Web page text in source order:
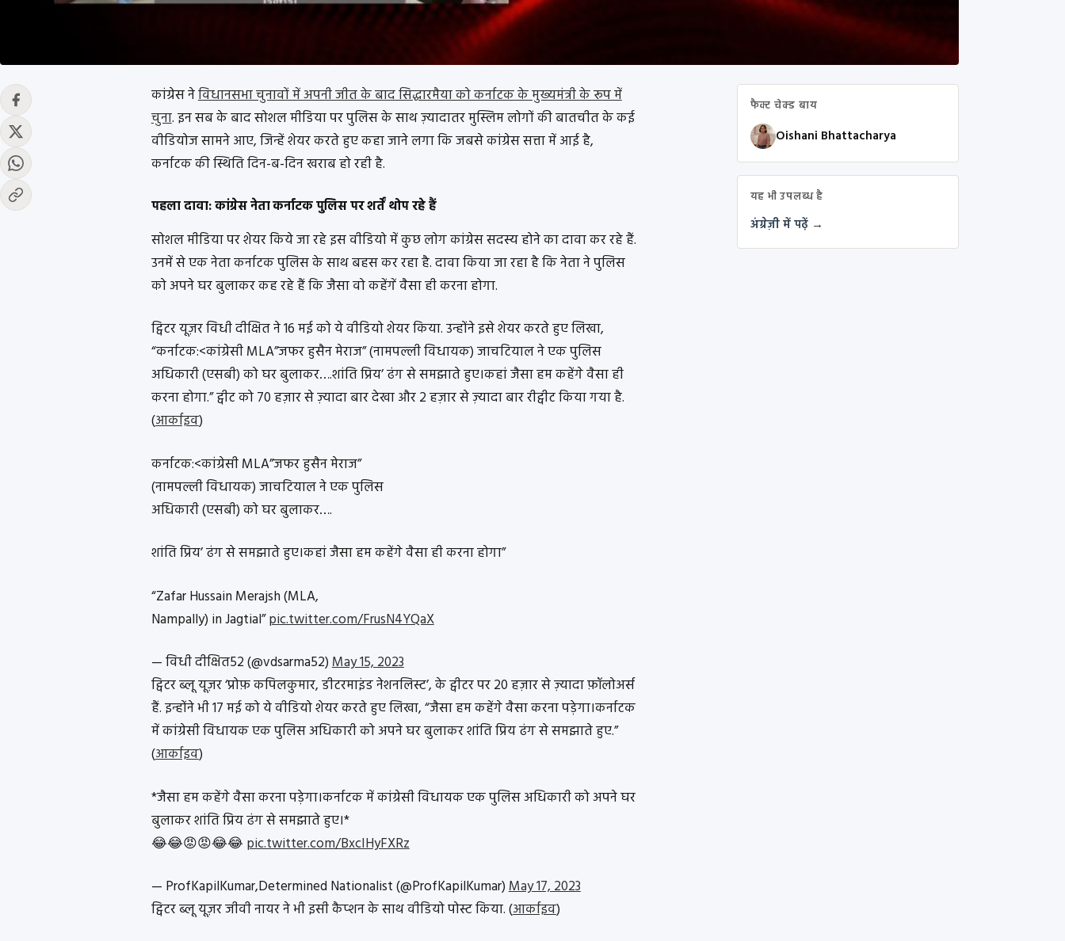
कांग्रेस नेविधानसभा चुनावों में अपनी जीत के बाद सिद्धारमैया को कर्नाटक के मुख्यमंत्री के रूप में
चुना. इन सब के बाद सोशल मीडिया पर पुलिस के साथ ज़्यादातर मुस्लिम लोगों की बातचीत के कई
वीडियोज सामने आए, जिन्हें शेयर करते हुए कहा जाने लगा कि जबसे कांग्रेस सत्ता में आई है,
कर्नाटक की स्थिति दिन-ब-दिन खराब हो रही है.
पहला दावा: कांग्रेस नेता कर्नाटक पुलिस पर शर्तें थोप रहे हैं
सोशल मीडिया पर शेयर किये जा रहे इस वीडियो में कुछ लोग कांग्रेस सदस्य होने का दावा कर रहे हैं.
उनमें से एक नेता कर्नाटक पुलिस के साथ बहस कर रहा है. दावा किया जा रहा है कि नेता ने पुलिस
को अपने घर बुलाकर कह रहे हैं कि जैसा वो कहेंगें वैसा ही करना होगा.
ट्विटर यूज़र विधी दीक्षित ने 16 मई को ये वीडियो शेयर किया. उन्होंने इसे शेयर करते हुए लिखा,
“कर्नाटक:<कांग्रेसी MLA”जफर हुसैन मेराज” (नामपल्ली विधायक) जाचटियाल ने एक पुलिस
अधिकारी (एसबी) को घर बुलाकर….शांति प्रिय’ ढंग से समझाते हुए।कहां जैसा हम कहेंगे वैसा ही
करना होगा.” ट्वीट को 70 हज़ार से ज़्यादा बार देखा और 2 हज़ार से ज़्यादा बार रीट्वीट किया गया है.
(आर्काइव)
कर्नाटक:<कांग्रेसी MLA”जफर हुसैन मेराज”
(नामपल्ली विधायक) जाचटियाल ने एक पुलिस
अधिकारी (एसबी) को घर बुलाकर….
शांति प्रिय’ ढंग से समझाते हुए।कहां जैसा हम कहेंगे वैसा ही करना होगा”
“Zafar Hussain Merajsh (MLA,
Nampally) in Jagtial”pic.twitter.com/FrusN4YQaX
— विधी दीक्षित52 (@vdsarma52)May 15, 2023
ट्विटर ब्लू यूज़र ‘प्रोफ़ कपिलकुमार, डीटरमाइंड नेशनलिस्ट’, के ट्वीटर पर 20 हज़ार से ज़्यादा फ़ॉलोअर्स
हैं. इन्होंने भी 17 मई को ये वीडियो शेयर करते हुए लिखा, “जैसा हम कहेंगे वैसा करना पड़ेगा।कर्नाटक
में कांग्रेसी विधायक एक पुलिस अधिकारी को अपने घर बुलाकर शांति प्रिय ढंग से समझाते हुए.”
(आर्काइव)
*जैसा हम कहेंगे वैसा करना पड़ेगा।कर्नाटक में कांग्रेसी विधायक एक पुलिस अधिकारी को अपने घर
बुलाकर शांति प्रिय ढंग से समझाते हुए।*
😂😂😡😡😂😂 pic.twitter.com/BxcIHyFXRz
— ProfKapilKumar,Determined Nationalist (@ProfKapilKumar)May 17, 2023
ट्विटर ब्लू यूज़र जीवी नायर ने भी इसी कैप्शन के साथ वीडियो पोस्ट किया. (आर्काइव)
फैक्ट चेक्ड बाय
Oishani Bhattacharya
यह भी उपलब्ध है
अंग्रेज़ी में पढ़ें →